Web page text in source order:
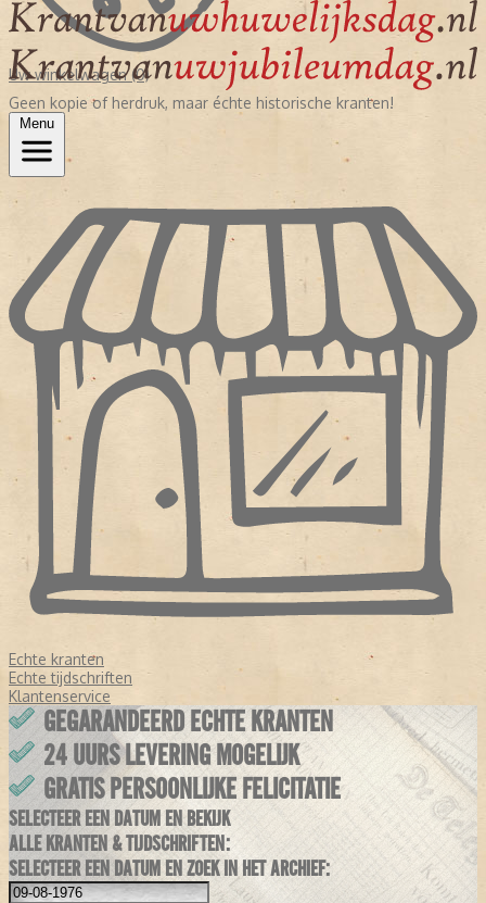
Uw winkelwagen (0)
Geen kopie of herdruk, maar échte historische kranten!
Menu
Echte kranten
Echte tijdschriften
Klantenservice
GEGARANDEERD ECHTE KRANTEN
24 UURS LEVERING MOGELIJK
GRATIS PERSOONLIJKE FELICITATIE
SELECTEER EEN DATUM EN BEKIJK
ALLE KRANTEN & TIJDSCHRIFTEN:
SELECTEER EEN DATUM EN ZOEK IN HET ARCHIEF: